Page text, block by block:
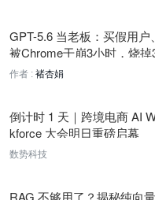
GPT-5.6 当老板：买假用户、
被Chrome干崩3小时，烧掉
Token收入却为0
作者 : 褚杏娟
倒计时 1 天｜跨境电商 AI
kforce 大会明日重磅启幕
数势科技
RAG 不够用了？揭秘纯向